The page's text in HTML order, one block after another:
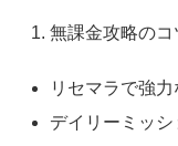
無課金攻略のコ
リセマラで強
デイリーミッ